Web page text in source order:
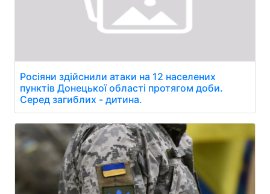
Росіяни здійснили атаки на 12 населених
пунктів Донецької області протягом доби.
Серед загиблих - дитина.